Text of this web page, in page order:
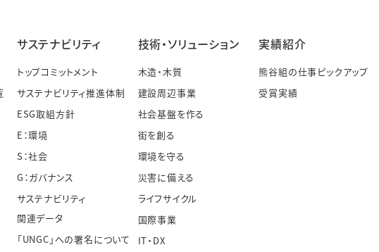
サステナビリティ
トップコミットメント
サステナビリティ推進体制
ESG取組方針
E：環境
S：社会
G：ガバナンス
サステナビリティ
関連データ
「UNGC」への署名について
技術・ソリューション
木造・木質
建設周辺事業
社会基盤を作る
街を創る
環境を守る
災害に備える
ライフサイクル
国際事業
IT・DX
実績紹介
熊谷組の仕事ピックアップ
受賞実績